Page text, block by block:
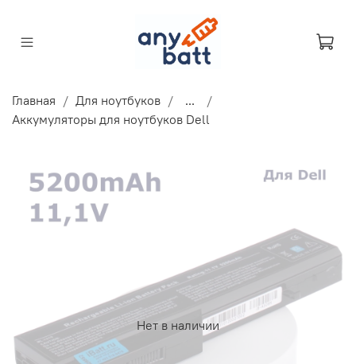
Главная Для ноутбуков
...
Аккумуляторы для ноутбуков Dell
Нет в наличии